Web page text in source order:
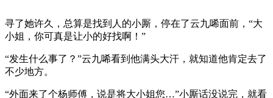
寻了她许久，总算是找到人的小厮，停在了云九唏面前，“大
小姐，你可真是让小的好找啊！”
“发生什么事了？”云九唏看到他满头大汗，就知道他肯定去了
不少地方。
“外面来了个杨师傅，说是将大小姐您…”小厮话没说完，就看